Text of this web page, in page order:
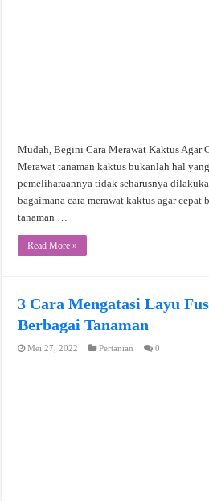
Mudah, Begini Cara Merawat Kaktus Agar
Merawat tanaman kaktus bukanlah hal
pemeliharaannya tidak seharusnya
bagaimana cara merawat kaktus agar cepat
tanaman …
Read More »
3 Cara Mengatasi Layu
Berbagai Tanaman
Mei 27, 2022 Pertanian 0